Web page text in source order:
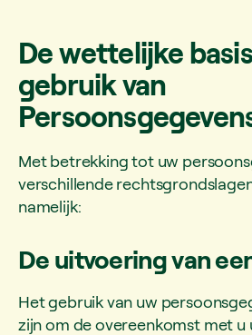
De wettelijke
gebruik van
Met betrekking tot uw
verschillende
namelijk:
De uitvoering van
Het gebruik van uw
zijn om de overeenkomst met u